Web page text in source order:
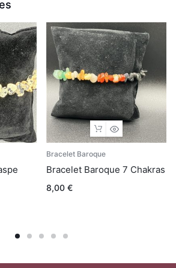
Bracelet Baroque
Bracelet Baroque 7 Chakras
8,00 €